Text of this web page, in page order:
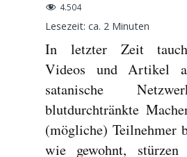
4.504
Lesezeit: ca. 2 Minuten
In letzter Zeit
Videos und Artikel
satanische
blutdurchtränkte
(mögliche) Teilnehmer
wie gewohnt,